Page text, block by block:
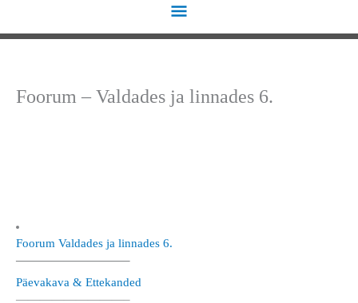
Foorum Valdades ja linnades 6.
—————————–
Päevakava & Ettekanded
—————————–
Foorum – Valdades ja linnades 6.